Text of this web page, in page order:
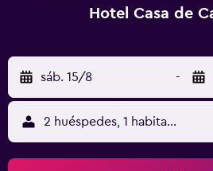
equipados con ducha y secador
los días. Se pueden practicar las
esparcimiento que se indican más
instalaciones o cerca del
aplique un recargo).
Hotel Casa de
sáb. 15/8 -
2 huéspedes, 1 habitación